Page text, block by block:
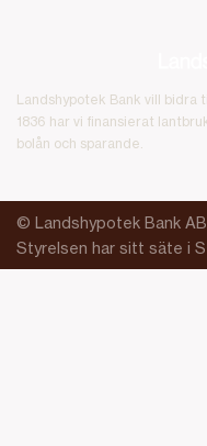
Landshypotek Bank vill
1836 har vi finansierat
bolån och sparande.
© Landshypotek Bank
Styrelsen har sitt säte i